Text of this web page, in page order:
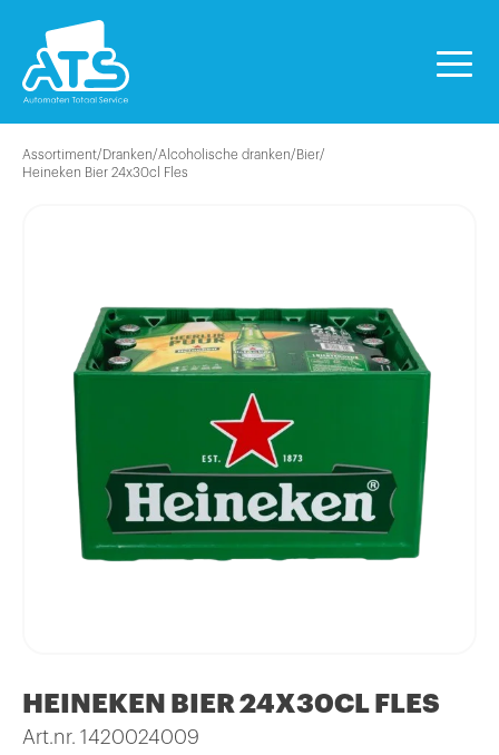
Assortiment/Dranken/Alcoholische dranken/Bier/
Heineken Bier 24x30cl Fles
HEINEKEN BIER 24X30CL FLES
Art.nr. 1420024009